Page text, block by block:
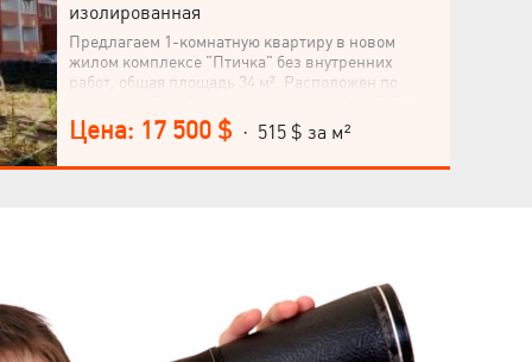
изолированная
Предлагаем 1-комнатную квартиру в новом
жилом комплексе "Птичка" без внутренних
работ, общая площадь 34 м². Расположен по
рядом с метро "Академика Павлова", в спальном
районе города Харькова. Квартира на 4 этаже 9-
этажного дома, кухня 8.30 м², жилье в эконом-
Цена: 17 500 $ · 515 $ за м²